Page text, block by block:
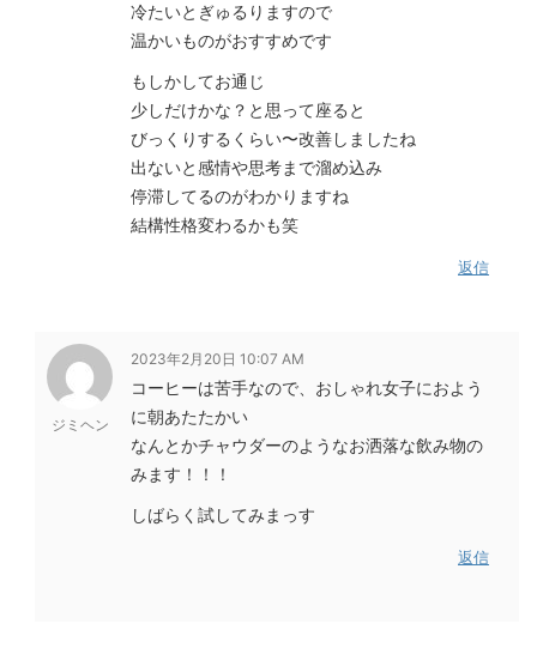
冷たいとぎゅるりますので
温かいものがおすすめです
もしかしてお通じ
少しだけかな？と思って座ると
びっくりするくらい〜改善しましたね
出ないと感情や思考まで溜め込み
停滞してるのがわかりますね
結構性格変わるかも笑
返信
ジミヘン
2023年2月20日 10:07 AM
コーヒーは苦手なので、おしゃれ女子におよう
に朝あたたかい
なんとかチャウダーのようなお洒落な飲み物の
みます！！！
しばらく試してみまっす
返信